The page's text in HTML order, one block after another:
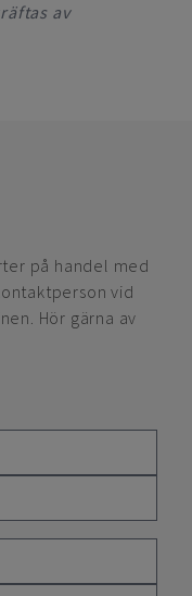
av
på handel med
vid
Hör gärna av